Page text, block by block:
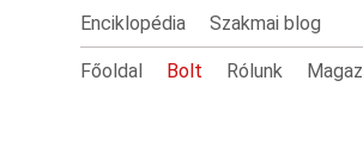
Enciklopédia Szakmai blog
Főoldal Bolt Rólunk